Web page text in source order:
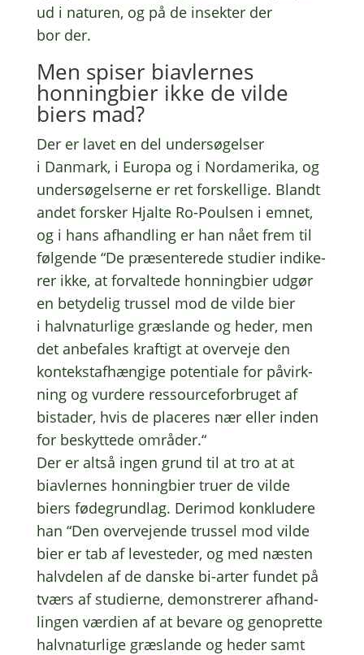
ud i natu­ren, og på de insek­ter der
bor der.
Men spiser biav­ler­nes
honning­bi­er ikke de vilde
biers mad?
Der er lavet en del under­sø­gel­ser
i Danmark, i Europa og i Norda­me­ri­ka, og
under­sø­gel­ser­ne er ret forskel­li­ge. Blandt
andet forsker Hjalte Ro-Poul­sen i emnet,
og i hans afhand­ling er han nået frem til
følgen­de “De præsen­te­re­de studi­er indi­ke­
rer ikke, at forval­te­de honning­bi­er udgør
en bety­de­lig trus­sel mod de vilde bier
i halv­na­tur­li­ge græslan­de og heder, men
det anbe­fa­les kraf­tigt at over­ve­je den
kontekstaf­hæn­gi­ge poten­ti­a­le for påvirk­
ning og vurde­re ressour­ce­for­bru­get af
bista­der, hvis de place­res nær eller inden
for beskyt­te­de områ­der.“
Der er altså ingen grund til at tro at at
biav­ler­nes honning­bi­er truer de vilde
biers føde­grund­lag. Deri­mod konklu­de­re
han “Den over­ve­jen­de trus­sel mod vilde
bier er tab af leve­ste­der, og med næsten
halv­de­len af de danske bi-arter fundet på
tværs af studi­er­ne, demon­stre­rer afhand­
lin­gen værdi­en af at bevare og genop­ret­te
halv­na­tur­li­ge græslan­de og heder samt